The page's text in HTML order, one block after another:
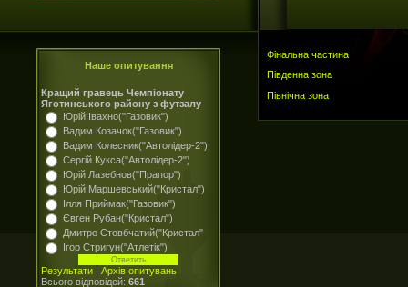
Наше опитування
Кращий гравець Чемпіонату
Яготинського району з футзалу
Юрій Івахно("Газовик")
Вадим Козачок("Газовик")
Вадим Колесник("Автолідер-2")
Сергій Кукса("Автолідер-2")
Юрій Лазебнов("Прапор")
Юрій Маршевський("Кристал")
Ілля Приймак("Газовик")
Євген Рубан("Кристал")
Дмитро Стовбчатий("Кристал"
Ігор Стригун("Атлетік")
Результати | Архів опитувань
Всього відповідей: 661
Фінальна частина
Південна зона
Північна зона